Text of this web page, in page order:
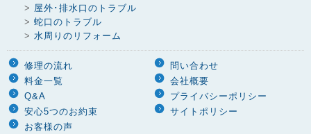
> 屋外･排水口のトラブル
> 蛇口のトラブル
> 水周りのリフォーム
修理の流れ
料金一覧
Q&A
安心5つのお約束
お客様の声
問い合わせ
会社概要
プライバシーポリシー
サイトポリシー